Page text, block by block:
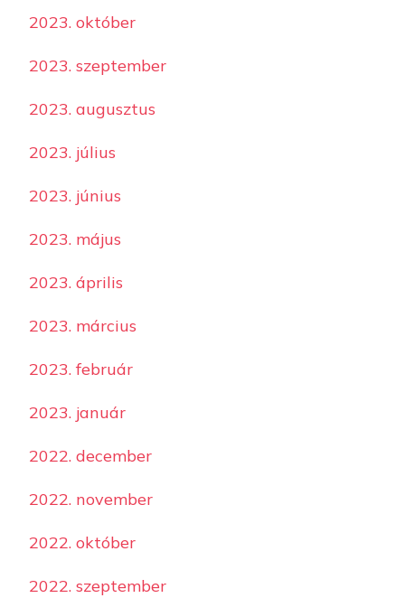
2023. október
2023. szeptember
2023. augusztus
2023. július
2023. június
2023. május
2023. április
2023. március
2023. február
2023. január
2022. december
2022. november
2022. október
2022. szeptember